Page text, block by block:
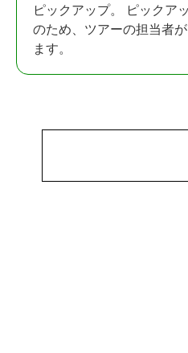
ピックアップ。 ピックア
のため、ツアーの担当者
ます。